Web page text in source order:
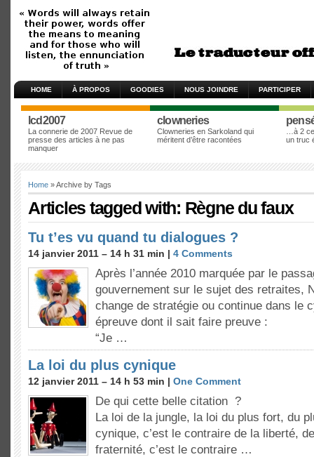
HOME À PROPOS GOODIES NOUS JOINDRE PARTICIPER
lcd2007
La connerie de 2007 Revue de
presse des articles à ne pas
manquer
clowneries
Clowneries en Sarkoland qui
méritent d’être racontées
…à 2
un truc
Home » Archive by Tags
Articles tagged with: Règne du faux
Tu t’es vu quand tu dialogues ?
14 janvier 2011 – 14 h 31 min | 4 Comments
Après l’année 2010 marquée par le
gouvernement sur le sujet des retraites,
change de stratégie ou continue dans le
épreuve dont il sait faire preuve :
“Je …
La loi du plus cynique
12 janvier 2011 – 14 h 53 min | One Comment
De qui cette belle citation ?
La loi de la jungle, la loi du plus fort, du
cynique, c’est le contraire de la liberté,
fraternité, c’est le contraire …